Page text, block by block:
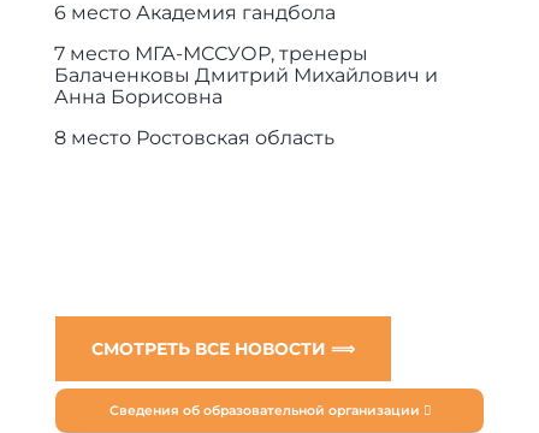
6 место Академия гандбола
7 место МГА-МССУОР, тренеры
Балаченковы Дмитрий Михайлович и
Анна Борисовна
8 место Ростовская область
СМОТРЕТЬ ВСЕ НОВОСТИ ⟹
Сведения об образовательной организации